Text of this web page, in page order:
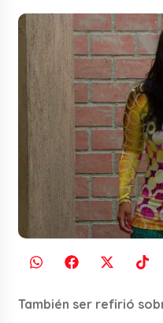
También ser refirió